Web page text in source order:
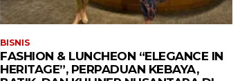
BISNIS
FASHION & LUNCHEON “ELEGANCE IN
HERITAGE”, PERPADUAN KEBAYA,